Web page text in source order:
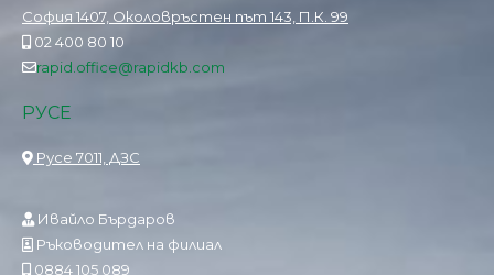
София 1407, Околовръстен път 143, П.К. 99
02 400 80 10
rapid.office@rapidkb.com
РУСЕ
Русе 7011, ДЗС
Ивайло Бърдаров
Ръководител на филиал
0884 105 089